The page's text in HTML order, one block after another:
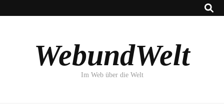
WebundWelt
Im Web über die Welt